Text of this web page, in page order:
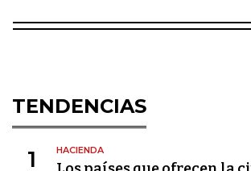
TENDENCIAS
1 HACIENDA